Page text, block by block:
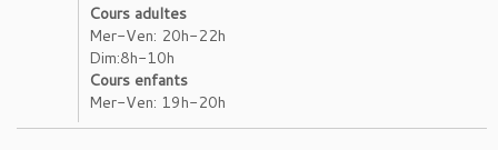
Cours adultes
Mer-Ven: 20h-22h
Dim:8h-10h
Cours enfants
Mer-Ven: 19h-20h